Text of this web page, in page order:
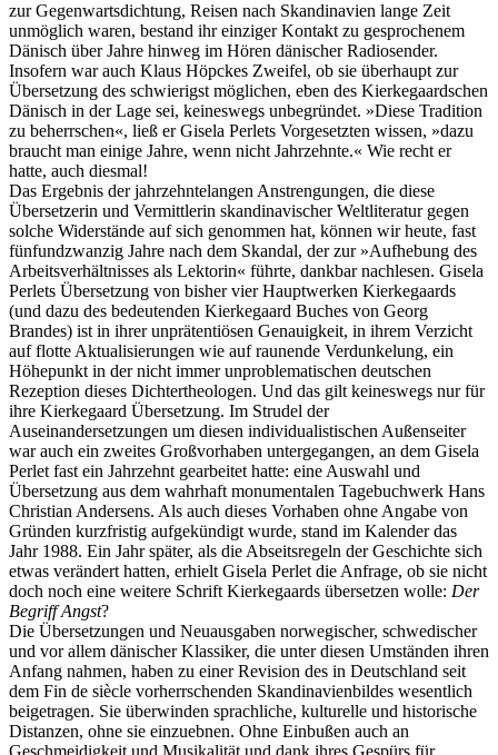
zur Gegenwartsdichtung, Reisen nach Skandinavien lange Zeit
unmöglich waren, bestand ihr einziger Kontakt zu gesprochenem
Dänisch über Jahre hinweg im Hören dänischer Radiosender.
Insofern war auch Klaus Höpckes Zweifel, ob sie überhaupt zur
Übersetzung des schwierigst möglichen, eben des Kierkegaardschen
Dänisch in der Lage sei, keineswegs unbegründet. »Diese Tradition
zu beherrschen«, ließ er Gisela Perlets Vorgesetzten wissen, »dazu
braucht man einige Jahre, wenn nicht Jahrzehnte.« Wie recht er
hatte, auch diesmal!
Das Ergebnis der jahrzehntelangen Anstrengungen, die diese
Übersetzerin und Vermittlerin skandinavischer Weltliteratur gegen
solche Widerstände auf sich genommen hat, können wir heute, fast
fünfundzwanzig Jahre nach dem Skandal, der zur »Aufhebung des
Arbeitsverhältnisses als Lektorin« führte, dankbar nachlesen. Gisela
Perlets Übersetzung von bisher vier Hauptwerken Kierkegaards
(und dazu des bedeutenden Kierkegaard Buches von Georg
Brandes) ist in ihrer unprätentiösen Genauigkeit, in ihrem Verzicht
auf flotte Aktualisierungen wie auf raunende Verdunkelung, ein
Höhepunkt in der nicht immer unproblematischen deutschen
Rezeption dieses Dichtertheologen. Und das gilt keineswegs nur für
ihre Kierkegaard Übersetzung. Im Strudel der
Auseinandersetzungen um diesen individualistischen Außenseiter
war auch ein zweites Großvorhaben untergegangen, an dem Gisela
Perlet fast ein Jahrzehnt gearbeitet hatte: eine Auswahl und
Übersetzung aus dem wahrhaft monumentalen Tagebuchwerk Hans
Christian Andersens. Als auch dieses Vorhaben ohne Angabe von
Gründen kurzfristig aufgekündigt wurde, stand im Kalender das
Jahr 1988. Ein Jahr später, als die Abseitsregeln der Geschichte sich
etwas verändert hatten, erhielt Gisela Perlet die Anfrage, ob sie nicht
doch noch eine weitere Schrift Kierkegaards übersetzen wolle: Der
Begriff Angst?
Die Übersetzungen und Neuausgaben norwegischer, schwedischer
und vor allem dänischer Klassiker, die unter diesen Umständen ihren
Anfang nahmen, haben zu einer Revision des in Deutschland seit
dem Fin de siècle vorherrschenden Skandinavienbildes wesentlich
beigetragen. Sie überwinden sprachliche, kulturelle und historische
Distanzen, ohne sie einzuebnen. Ohne Einbußen auch an